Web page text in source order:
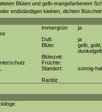
Blüten und gelb-orangefarbenem
endständigen kleinen, dichten
Immergrün:
ja
Duft:
ja
Blüte:
gelb,
Blütezeit:
Früchte:
Standort:
sonnig-
Rarität: